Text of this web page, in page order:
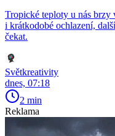
Tropické teploty u nás
i krátkodobé ochlazení,
čekat.
Světkreativity
dnes, 07:18
2 min
Reklama